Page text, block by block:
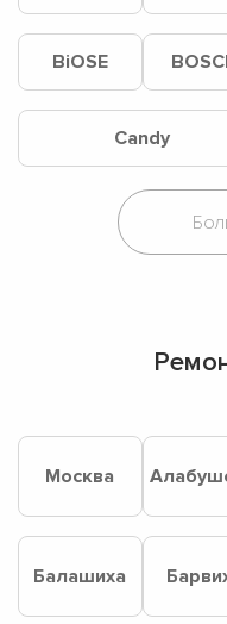
BiOSE
Candy
Москва
Балашиха